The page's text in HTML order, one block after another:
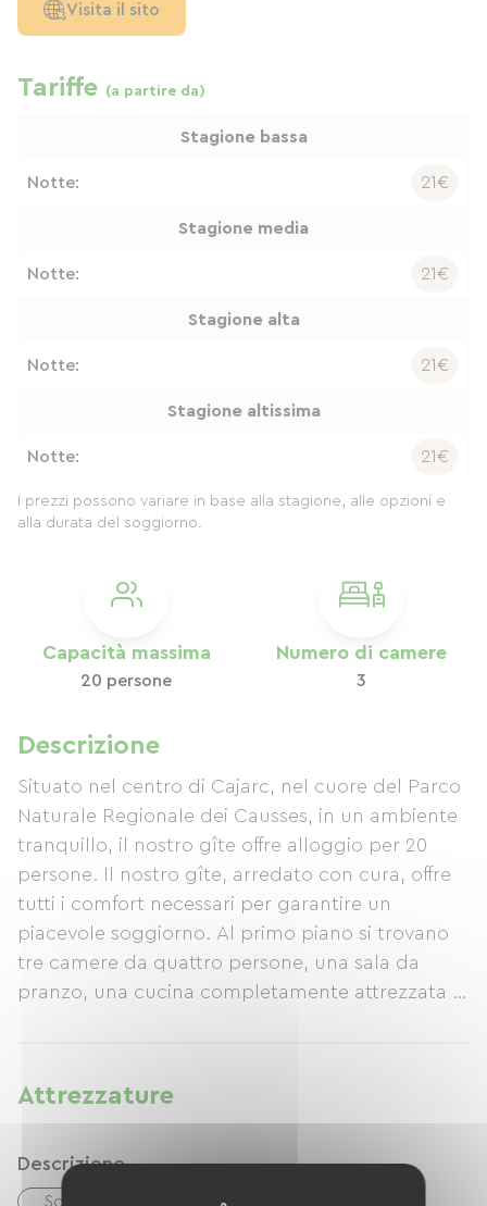
Capacità massima
20 persone
Numero di camere
3
Descrizione
Situato nel centro di Cajarc, nel cuore del Parco
Naturale Regionale dei Causses, in un ambiente
tranquillo, il nostro gîte offre alloggio per 20
persone. Il nostro gîte, arredato con cura, offre
tutti i comfort necessari per garantire un
piacevole soggiorno. Al primo piano si trovano
tre camere da quattro persone, una sala da
pranzo, una cucina completamente attrezzata e
lavandini e servizi igienici.
Attrezzature
Descrizione
Soggiorno/salotto
Visita il sito
Tariffe (a partire da)
Stagione bassa
Notte: 21€
Stagione media
Notte: 21€
Stagione alta
Notte: 21€
Stagione altissima
Notte: 21€
I prezzi possono variare in base alla stagione, alle opzioni e
alla durata del soggiorno.